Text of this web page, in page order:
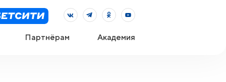
Партнёрам Академия